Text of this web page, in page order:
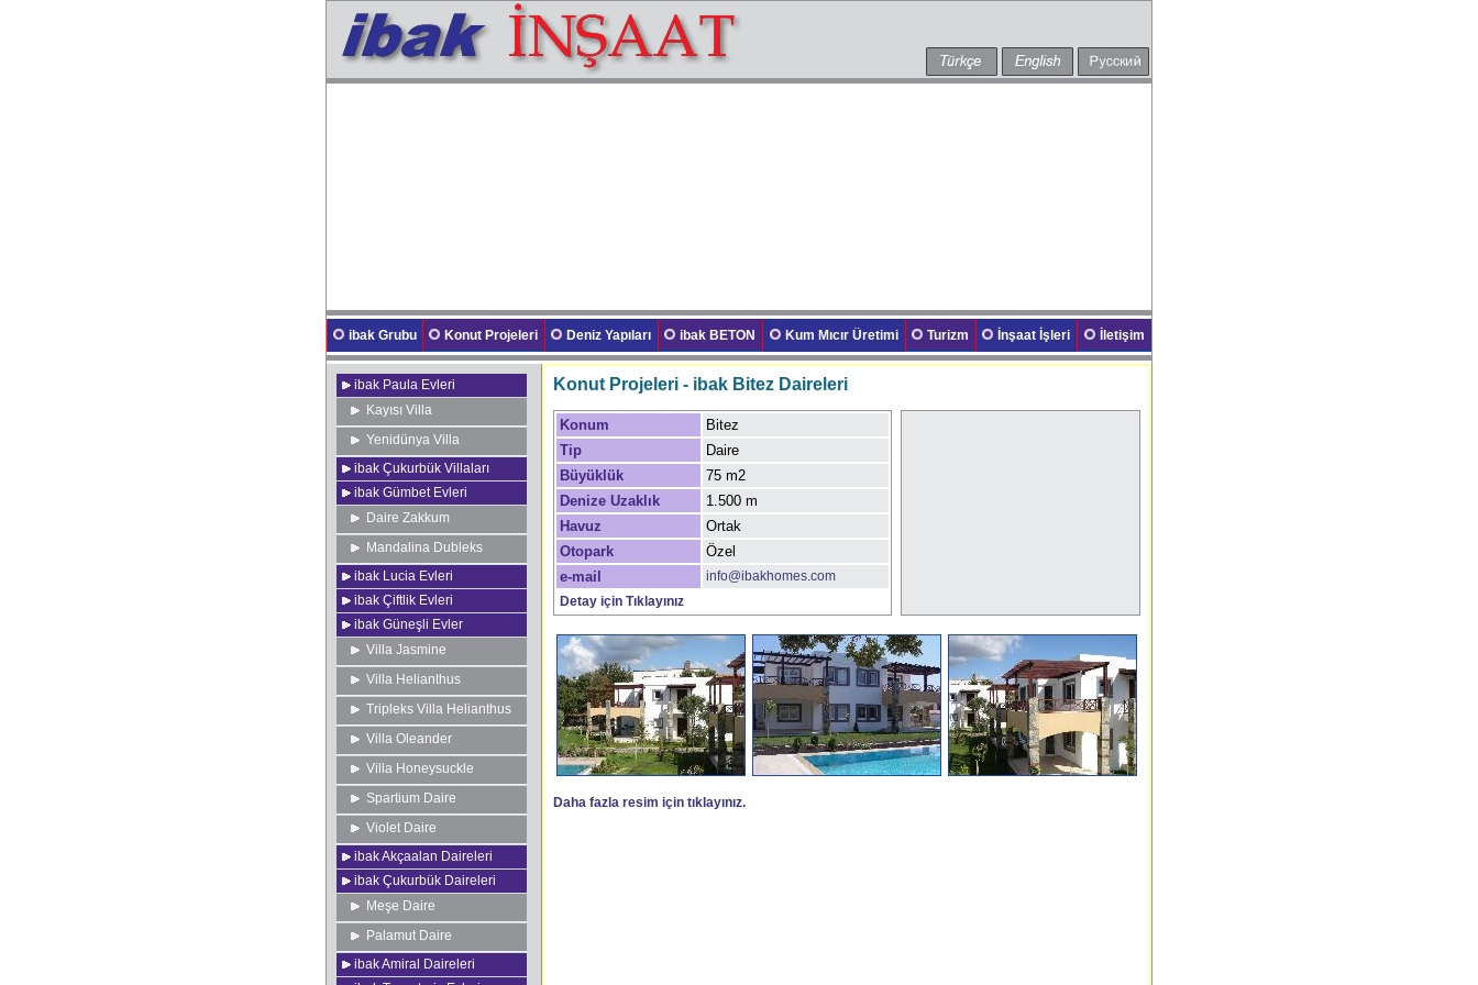
ibak Grubu Konut Projeleri Deniz Yapıları ibak BETON Kum Mıcır Üretimi Turizm İnşaat İşleri İletişim
ibak Paula Evleri
Kayısı Villa
Yenidünya Villa
ibak Çukurbük Villaları
ibak Gümbet Evleri
Daire Zakkum
Mandalina Dubleks
ibak Lucia Evleri
ibak Çiftlik Evleri
ibak Güneşli Evler
Villa Jasmine
Villa Helianthus
Tripleks Villa Helianthus
Villa Oleander
Villa Honeysuckle
Spartium Daire
Violet Daire
ibak Akçaalan Daireleri
ibak Çukurbük Daireleri
Meşe Daire
Palamut Daire
ibak Amiral Daireleri
Konut Projeleri - ibak Bitez Daireleri
Konum
Bitez
Tip
Daire
Büyüklük
75 m2
Denize Uzaklık
1.500 m
Havuz
Ortak
Otopark
Özel
e-mail
info@ibakhomes.com
Detay için Tıklayınız
Daha fazla resim için tıklayınız.